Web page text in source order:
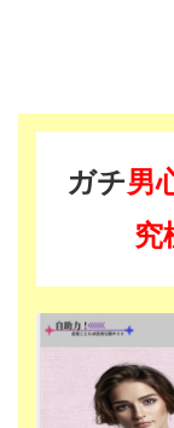
ガチ男
究